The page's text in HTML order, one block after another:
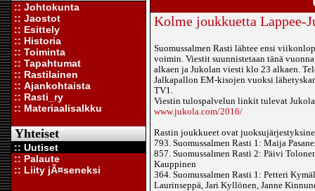
:: Johtokunta
:: Jaostot
:: Esittely
:: Historia
:: Toiminta
:: Tapahtumat
:: Rastilainen
:: Ajankohtaista
:: Rasti_ry
:: Materiaalisalkku
Yhteiset
:: Uutiset
:: Palaute
:: Liity jÃ¤seneksi
Kolme joukkuetta Lappee-
Suomussalmen Rasti lähtee ensi
voimin. Viestit suunnistetaan tänä
alkaen ja Jukolan viesti klo 23 alkaen.
Jalkapallon EM-kisojen vuoksi
TV1.
Viestin tulospalvelun linkit tulevat
www.jukola.com/2016/
Rastin joukkueet ovat
793. Suomussalmen Rasti 1: Maija
857. Suomussalmen Rasti 2: Päivi
Kauppinen
364. Suomussalmen Rasti 1: Petteri
Laurinseppä, Jari Kyllönen, Janne